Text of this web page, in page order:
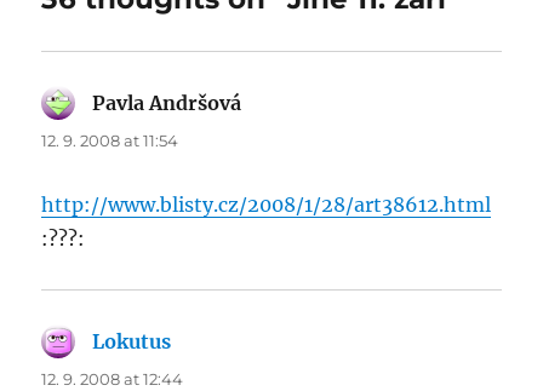
Pavla Andršová
12. 9. 2008 at 11:54
http://www.blisty.cz/2008/1/28/art38612.html
:???:
Lokutus
12. 9. 2008 at 12:44